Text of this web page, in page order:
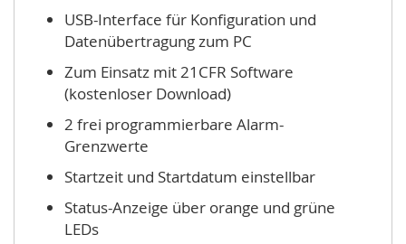
USB-Interface für Konfiguration und
Datenübertragung zum PC
Zum Einsatz mit 21CFR Software
(kostenloser Download)
2 frei programmierbare Alarm-
Grenzwerte
Startzeit und Startdatum einstellbar
Status-Anzeige über orange und grüne
LEDs